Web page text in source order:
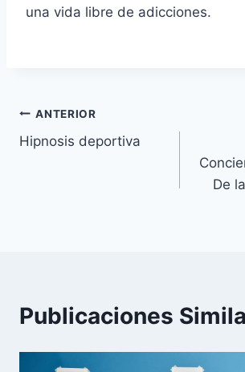
una vida libre de adicciones.
Navegación
de
ANTERIOR
Hipnosis deportiva
De
Publicaciones